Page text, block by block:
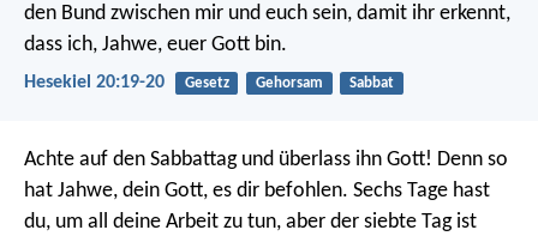
den Bund zwischen mir und euch sein, damit ihr erkennt,
dass ich, Jahwe, euer Gott bin.
Hesekiel 20:19-20 Gesetz Gehorsam Sabbat
Achte auf den Sabbattag und überlass ihn Gott! Denn so
hat Jahwe, dein Gott, es dir befohlen. Sechs Tage hast
du, um all deine Arbeit zu tun, aber der siebte Tag ist